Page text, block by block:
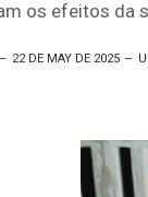
os efeitos da
22 DE MAY DE 2025